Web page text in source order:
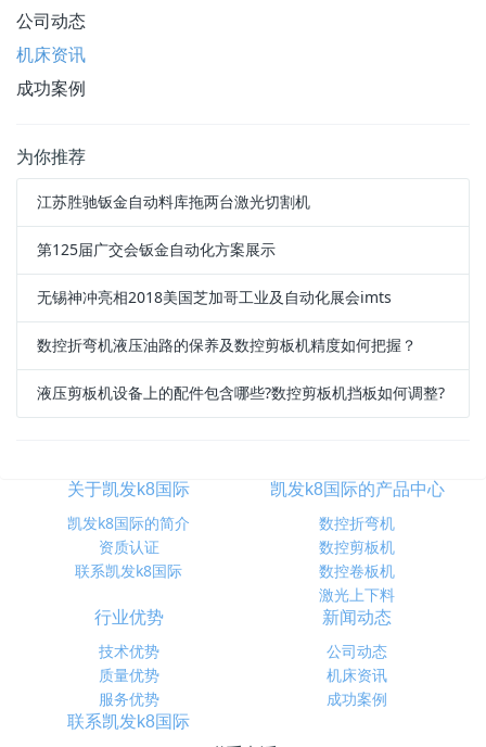
公司动态
机床资讯
成功案例
为你推荐
江苏胜驰钣金自动料库拖两台激光切割机
第125届广交会钣金自动化方案展示
无锡神冲亮相2018美国芝加哥工业及自动化展会imts
数控折弯机液压油路的保养及数控剪板机精度如何把握？
液压剪板机设备上的配件包含哪些?数控剪板机挡板如何调整?
关于凯发k8国际
凯发k8国际的简介
资质认证
联系凯发k8国际
凯发k8国际的产品中心
数控折弯机
数控剪板机
数控卷板机
激光上下料
行业优势
技术优势
质量优势
服务优势
新闻动态
公司动态
机床资讯
成功案例
联系凯发k8国际